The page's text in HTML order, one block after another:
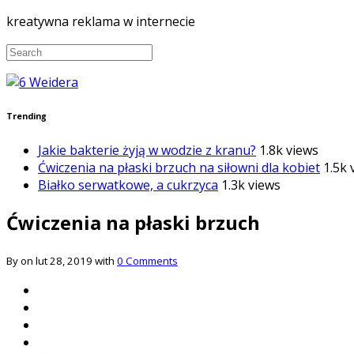
kreatywna reklama w internecie
Trending
Jakie bakterie żyją w wodzie z kranu? 1.8k views
Ćwiczenia na płaski brzuch na siłowni dla kobiet 1.5k
Białko serwatkowe, a cukrzyca 1.3k views
Ćwiczenia na płaski brzuch
By on lut 28, 2019 with 0 Comments